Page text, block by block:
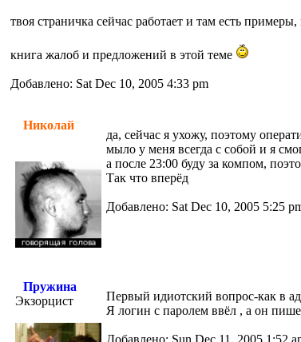
твоя страничка сейчас работает и там есть
книга жалоб и предложений в этой теме
Добавлено: Sat Dec 10, 2005 4:33 pm
Николай
да, сейчас я ухожу, поэтому
мыло у меня всегда с собой и я
а после 23:00 буду за компом,
Так что вперёд
Добавлено: Sat Dec 10, 2005 5:25
Пружина
Экзорцист
Первый идиотский вопрос-как в
Я логин с паролем ввёл , а он
Добавлено: Sun Dec 11, 2005 1:52